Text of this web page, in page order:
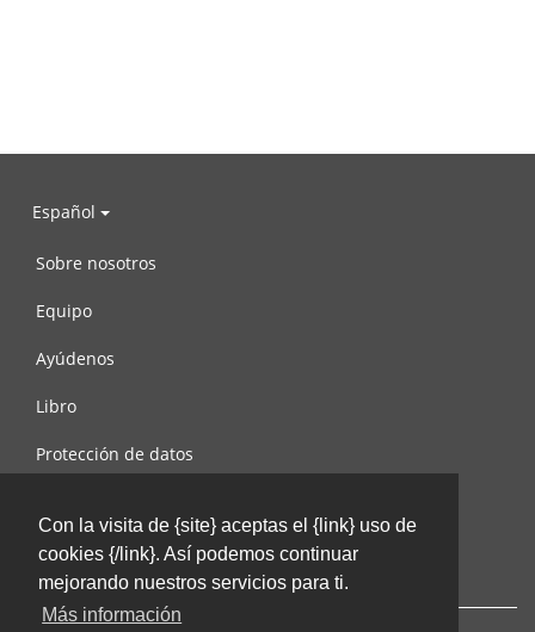
Con la visita de {site} aceptas el {link} uso de
cookies {/link}. Así podemos continuar
mejorando nuestros servicios para ti.
Más información
Español
Sobre nosotros
Equipo
Ayúdenos
Libro
Protección de datos
Contáctenos